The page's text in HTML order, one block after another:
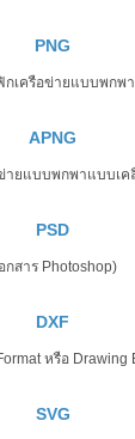
PNG
กเครือข่ายแบบพกพ
APNG
ายแบบพกพาแบบเค
PSD
กสาร Photoshop)
DXF
หรือ Drawing
SVG